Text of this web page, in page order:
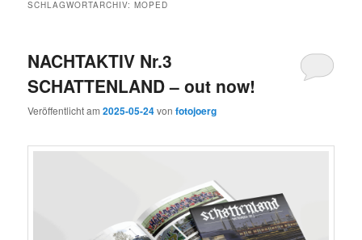
SCHLAGWORTARCHIV:MOPED
NACHTAKTIV Nr.3
SCHATTENLAND – out now!
Veröffentlicht am2025-05-24vonfotojoerg